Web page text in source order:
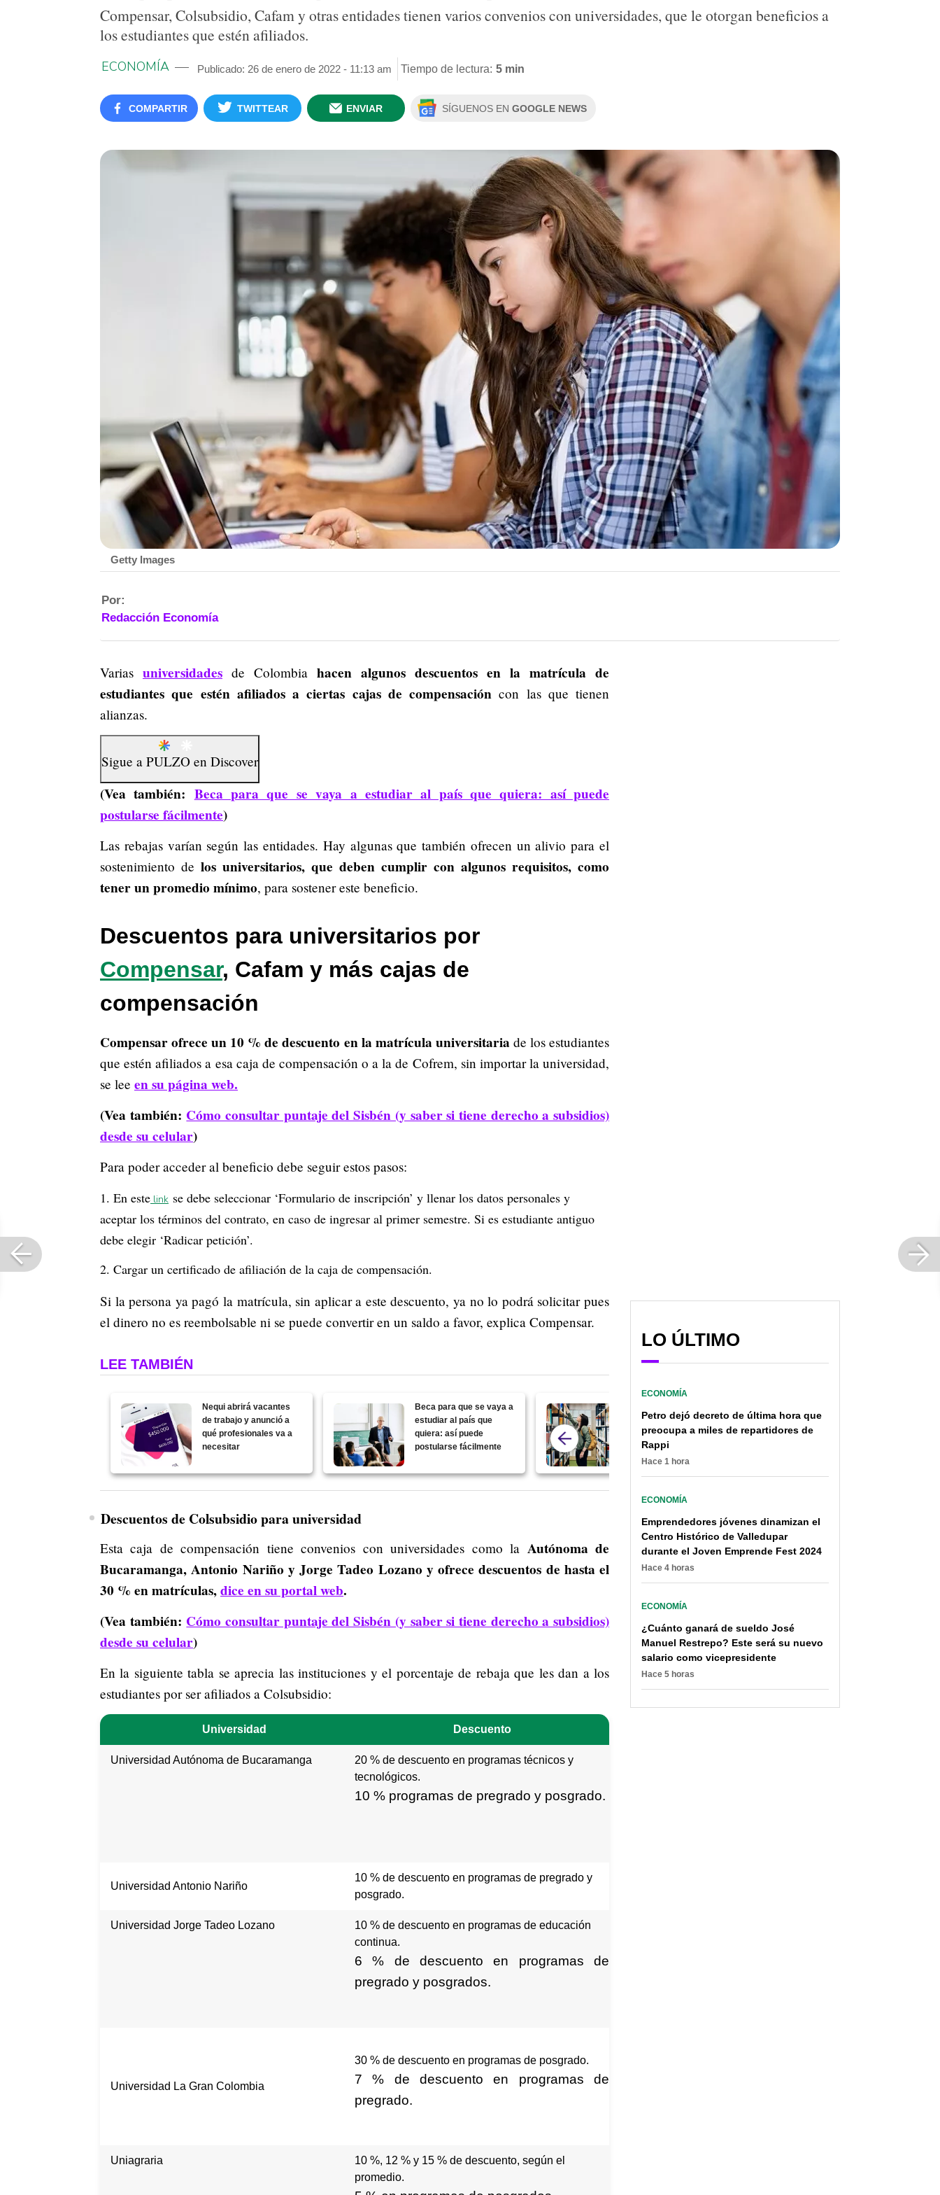
Compensar, Colsubsidio, Cafam y otras entidades tienen varios convenios con universidades, que le otorgan beneficios a
los estudiantes que estén afiliados.
ECONOMÍA Publicado: 26 de enero de 2022 - 11:13 am Tiempo de lectura: 5 min
COMPARTIR TWITTEAR ENVIAR SÍGUENOS EN GOOGLE NEWS
Getty Images
Por:
Redacción Economía
Varias universidades de Colombia hacen algunos descuentos en la matrícula de
estudiantes que estén afiliados a ciertas cajas de compensación con las que tienen
alianzas.
Sigue a PULZO en Discover
(Vea también: Beca para que se vaya a estudiar al país que quiera: así puede
postularse fácilmente)
Las rebajas varían según las entidades. Hay algunas que también ofrecen un alivio para el
sostenimiento de los universitarios, que deben cumplir con algunos requisitos, como
tener un promedio mínimo, para sostener este beneficio.
Descuentos para universitarios por
Compensar, Cafam y más cajas de
compensación
Compensar ofrece un 10 % de descuento en la matrícula universitariade los estudiantes
que estén afiliados a esa caja de compensación o a la de Cofrem, sin importar la universidad,
se lee en su página web.
(Vea también: Cómo consultar puntaje del Sisbén (y saber si tiene derecho a subsidios)
desde su celular)
Para poder acceder al beneficio debe seguir estos pasos:
En este link se debe seleccionar ‘Formulario de inscripción’ y llenar los datos personales y
aceptar los términos del contrato, en caso de ingresar al primer semestre. Si es estudiante antiguo
debe elegir ‘Radicar petición’.
Cargar un certificado de afiliación de la caja de compensación.
Si la persona ya pagó la matrícula, sin aplicar a este descuento, ya no lo podrá solicitar pues
el dinero no es reembolsable ni se puede convertir en un saldo a favor, explica Compensar.
LEE TAMBIÉN
Nequi abrirá vacantes
de trabajo y anunció a
qué profesionales va a
necesitar
Beca para que se vaya a
estudiar al país que
quiera: así puede
postularse fácilmente
mejores universidades
del exterior?: este es el
listado del 2021
Descuentos de Colsubsidio para universidad
Esta caja de compensación tiene convenios con universidades como la Autónoma de
Bucaramanga, Antonio Nariño y Jorge Tadeo Lozano y ofrece descuentos de hasta el
30 % en matrículas,dice en su portal web.
(Vea también: Cómo consultar puntaje del Sisbén (y saber si tiene derecho a subsidios)
desde su celular)
En la siguiente tabla se aprecia las instituciones y el porcentaje de rebaja que les dan a los
estudiantes por ser afiliados a Colsubsidio:
Universidad Descuento
Universidad Autónoma de Bucaramanga
20 % de descuento en programas técnicos y
tecnológicos.
10 % programas de pregrado y posgrado.
Universidad Antonio Nariño
10 % de descuento en programas de pregrado y
posgrado.
Universidad Jorge Tadeo Lozano
10 % de descuento en programas de educación
continua.
6 % de descuento en programas de
pregrado y posgrados.
Universidad La Gran Colombia
30 % de descuento en programas de posgrado.
7 % de descuento en programas de
pregrado.
Uniagraria
10 %, 12 % y 15 % de descuento, según el
promedio.
LO ÚLTIMO
ECONOMÍA
Petro dejó decreto de última hora que
preocupa a miles de repartidores de
Rappi
Hace 1 hora
ECONOMÍA
Emprendedores jóvenes dinamizan el
Centro Histórico de Valledupar
durante el Joven Emprende Fest 2024
Hace 4 horas
ECONOMÍA
¿Cuánto ganará de sueldo José
Manuel Restrepo? Este será su nuevo
salario como vicepresidente
Hace 5 horas